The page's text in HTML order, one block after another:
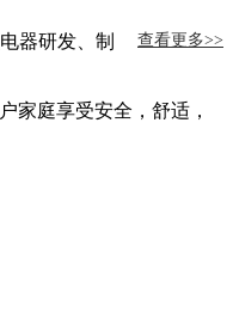
查看更多>>
器研发、制
庭享受安全，舒适，